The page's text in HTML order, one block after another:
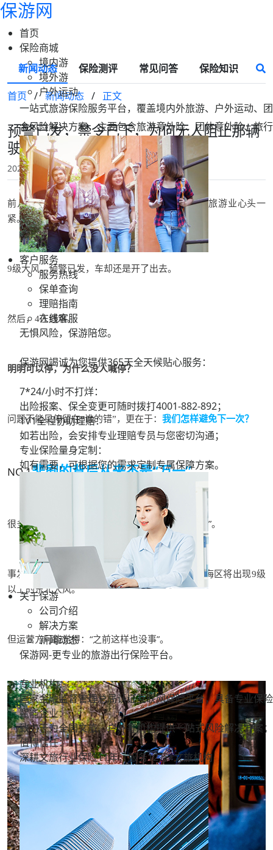
保游网
首页
保险商城
境内游
境外游
户外运动
一站式旅游保险服务平台，覆盖境内外旅游、户外运动、
合风险解决方案，主要包含旅游意外险、团体意外险、旅
客户服务
服务热线
保单查询
理赔指南
在线客服
无惧风险，保游陪您。
保游网竭诚为您提供365天全天候贴心服务：
7*24/小时不打烊：
出险报案、保全变更可随时拨打4001-882-892；
1V1全程协助理赔：
如若出险，会安排专业理赔专员与您密切沟通；
专业保险量身定制：
如有需要，可根据您的需求定制专属保障方案。
关于保游
公司介绍
解决方案
新闻动态
保游网-更专业的旅游出行保险平台。
专业机构：
国家金融监督管理总局认证互联网保险平台，具备专业保
赋能企业：
致力于为全国文旅、户外等机构提供一站式风险解决方案；
值得信任：
深耕文旅行业保险11年，服务12万+文旅机构
新闻动态 保险测评 常见问答 保险知识
首页 / 新闻动态 / 正文
预警已发，禁令已下，为何无人阻止那辆
驶向海岸的观光车？
2025-11-13 19:25 保游网
前几天，江苏启东观光车坠海的消息，看得整个旅游业心头一
紧。
9级大风，预警已发，车却还是开了出去。
然后， 4人遇难。
明明可以停，为什么没人喊停？
问题不能只停留在“谁的错”，更在于： 我们怎样避免下一次？
NO.1悲剧的背后从来不是“万一”
很多事故，其实并不是 “突然发生”，而是“早有信号”。
事发前一天，官方就发布了大风黄色预警：沿岸海区将出现9级
以上的东北大风。
但运营方可能觉得： “之前这样也没事”。